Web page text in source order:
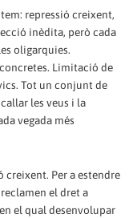
repressió creixent,
inèdita, però cada
oligarquies.
Limi­tació de
Tot un conjunt de
les veus i la
vegada més
creixent. Per a estendre
el dret a
el qual desenvolupar